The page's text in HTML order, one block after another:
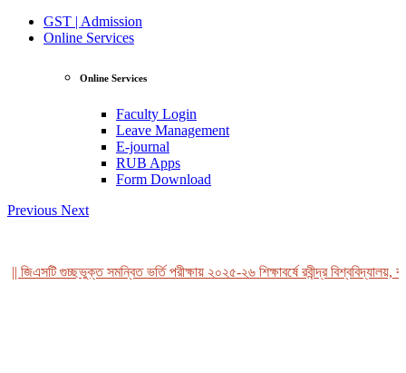
GST | Admission
Online Services
Online Services
Faculty Login
Leave Management
E-journal
RUB Apps
Form Download
Previous Next
জিএসটি গুচ্ছভুক্ত সমন্বিত ভর্তি পরীক্ষায় ২০২৫-২৬ শিক্ষাবর্ষে রবীন্দ্র বিশ্ববিদ্যালয়,